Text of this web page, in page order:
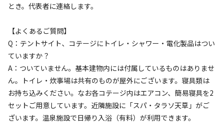
とき。代表者に連絡します。
【よくあるご質問】
Q：テントサイト、コテージにトイレ・シャワー・電化製品はつい
ていますか？
A：ついていません。基本建物内には付属しているものはありませ
ん。トイレ・炊事場は共有のものが屋外にございます。寝具類は
お持ち込みください。なお各コテージ内はエアコン、簡易寝具を2
セットご用意しています。近隣施設に「スパ・タラソ天草」がご
ざいます。温泉施設で日帰り入浴（有料）が利用できます。
宿泊 区画サイト
区画サイト②【15.75㎡】
AC電
源
車両乗り
入れ
たき
火 花火 喫煙
ペット同
伴
リードフ
リー
地面: デッキ 定員: 6名 面積: 15.75m²